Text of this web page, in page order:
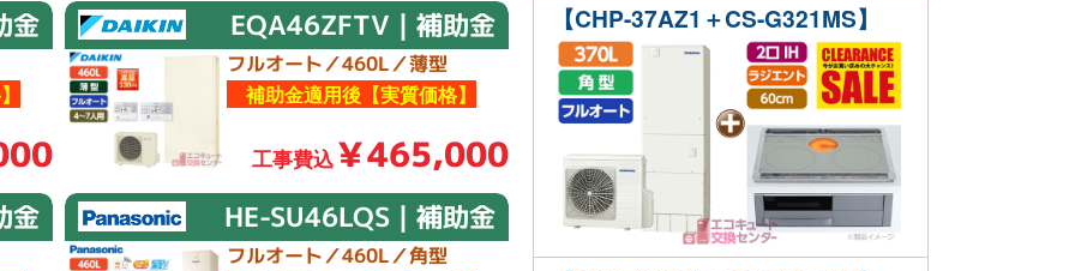
金 EQA46ZFTV｜補助金
フルオート／460L／薄型
補助金適用後【実質価格】
工事費込￥465,000
金 HE-SU46LQS｜補助金
フルオート／460L／角型
【CHP-37AZ1＋CS-G321MS】